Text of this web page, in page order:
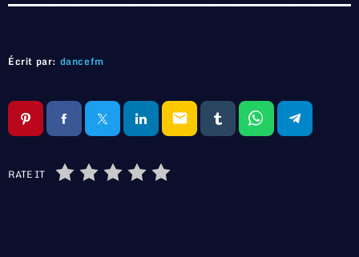
Écrit par: dancefm
email
RATE IT